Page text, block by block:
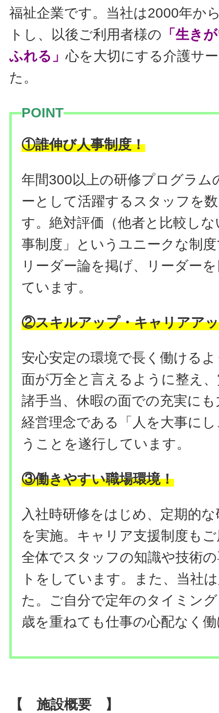
福祉企業です。当社は2000年か
トし、以後ご利用者様の 「生き
ふれる」心を大切にする介護サ
た。
POINT
①誰伸び人事制度！
年間300以上の研修プログラム
ーとして活躍するスタッフを
す。絶対評価（他者と比較し
事制度」というユニークな制
リーダー論を掲げ、リーダー
ています。
②スキルアップ・キャリアア
安心安定の環境で長く働ける
面が万全と言えるように整え
諸手当、休暇の面での充実に
経営理念である「人を大事に
うことを遂行しています。
③働きやすい職場環境！
入社時研修をはじめ、定期的
を実施。キャリア支援制度も
全体でスタッフの知識や技術
トをしています。また、当社
た。ご自分で定年のタイミン
歳を重ねても仕事の心配なく
【 施設概要 】